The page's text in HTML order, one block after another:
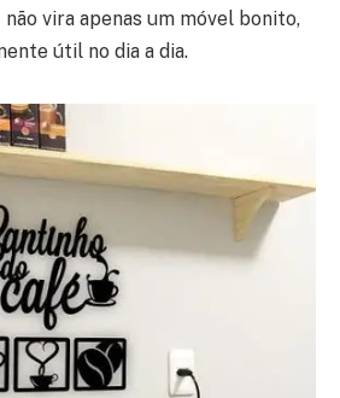
vira apenas um móvel bonito,
útil no dia a dia.